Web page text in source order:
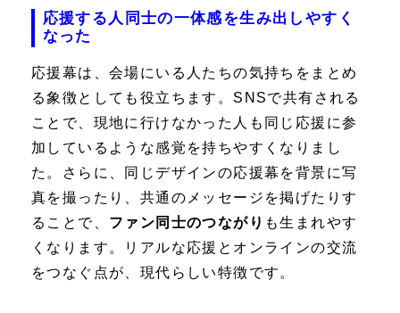
応援する人同士の一体感を生み出しやすく
なった
応援幕は、会場にいる人たちの気持ちをまとめ
る象徴としても役立ちます。SNSで共有される
ことで、現地に行けなかった人も同じ応援に参
加しているような感覚を持ちやすくなりまし
た。さらに、同じデザインの応援幕を背景に写
真を撮ったり、共通のメッセージを掲げたりす
ることで、 ファン同士のつながり も生まれやす
くなります。リアルな応援とオンラインの交流
をつなぐ点が、現代らしい特徴です。